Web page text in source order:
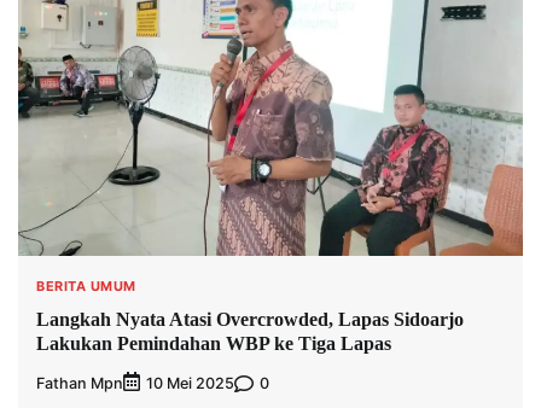
BERITA UMUM
Langkah Nyata Atasi Overcrowded, Lapas Sidoarjo
Lakukan Pemindahan WBP ke Tiga Lapas
Fathan Mpn 10 Mei 2025 0